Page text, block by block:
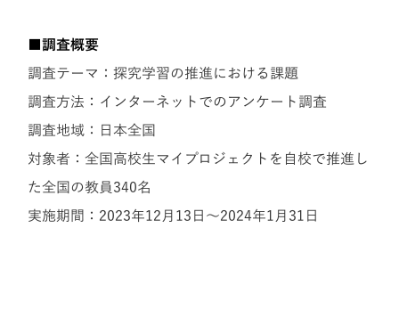
■調査概要
調査テーマ：探究学習の推進における課題
調査方法：インターネットでのアンケート調査
調査地域：日本全国
対象者：全国高校生マイプロジェクトを自校で推進し
た全国の教員340名
実施期間：2023年12月13日～2024年1月31日